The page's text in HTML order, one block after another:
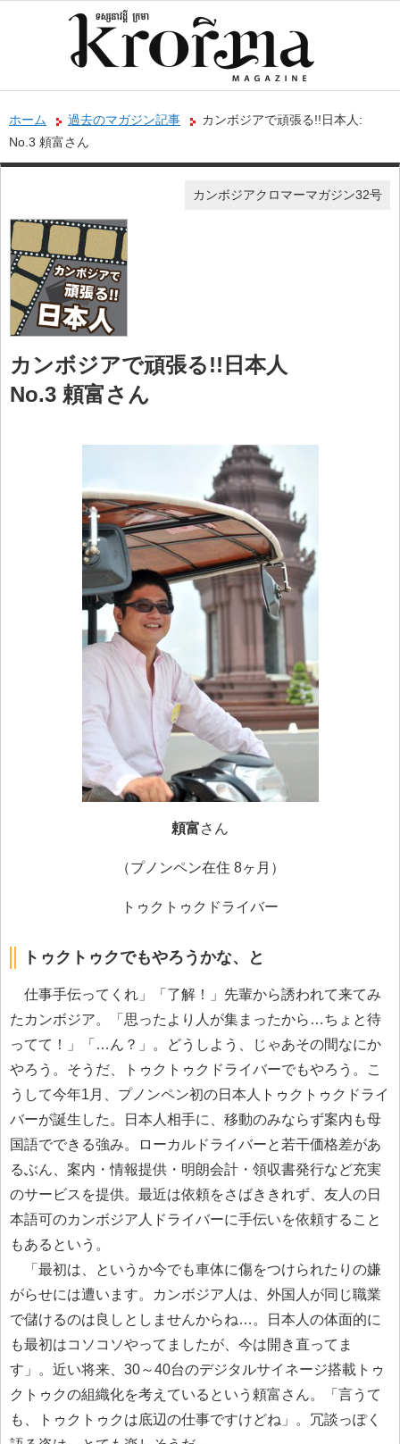
ホーム 過去のマガジン記事
カンボジアで頑張る!!日本人:
No.3 頼富さん
カンボジアクロマーマガジン32号
カンボジアで頑張る!!日本人
No.3 頼富さん
頼富さん
（プノンペン在住 8ヶ月）
トゥクトゥクドライバー
トゥクトゥクでもやろうかな、と
仕事手伝ってくれ」「了解！」先輩から誘われて来てみ
たカンボジア。「思ったより人が集まったから…ちょと待
ってて！」「…ん？」。どうしよう、じゃあその間なにか
やろう。そうだ、トゥクトゥクドライバーでもやろう。こ
うして今年1月、プノンペン初の日本人トゥクトゥクドライ
バーが誕生した。日本人相手に、移動のみならず案内も母
国語でできる強み。ローカルドライバーと若干価格差があ
るぶん、案内・情報提供・明朗会計・領収書発行など充実
のサービスを提供。最近は依頼をさばききれず、友人の日
本語可のカンボジア人ドライバーに手伝いを依頼すること
もあるという。
「最初は、というか今でも車体に傷をつけられたりの嫌
がらせには遭います。カンボジア人は、外国人が同じ職業
で儲けるのは良しとしませんからね…。日本人の体面的に
も最初はコソコソやってましたが、今は開き直ってま
す」。近い将来、30～40台のデジタルサイネージ搭載トゥ
クトゥクの組織化を考えているという頼富さん。「言うて
も、トゥクトゥクは底辺の仕事ですけどね」。冗談っぽく